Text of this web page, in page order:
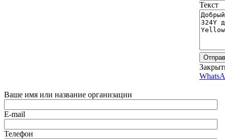
Текст
Ваше имя или название организации
E-mail
Телефон